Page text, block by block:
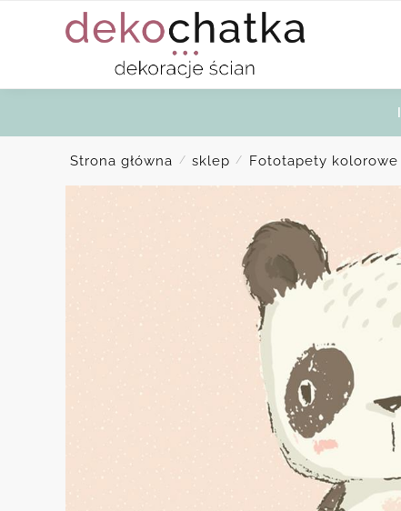
Strona główna / sklep / Fototapety kolorowe